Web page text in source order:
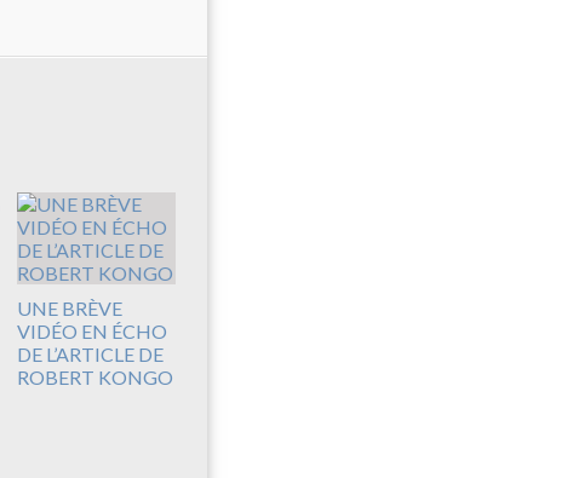
UNE BRÈVE
VIDÉO EN ÉCHO
DE L’ARTICLE DE
ROBERT KONGO